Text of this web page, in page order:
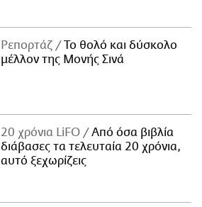
Ρεπορτάζ
Το θολό και δύσκολο
μέλλον της Μονής Σινά
20 χρόνια LiFO
Από όσα βιβλία
διάβασες τα τελευταία 20 χρόνια,
αυτό ξεχωρίζεις